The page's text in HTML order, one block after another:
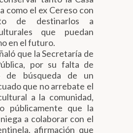
como el ex Cereso con
de destinarlos a
que puedan
en el futuro.
que la Secretaría de
por su falta de
de búsqueda de un
que no arrebate el
a la comunidad,
públicamente que la
a colaborar con el
afirmación que